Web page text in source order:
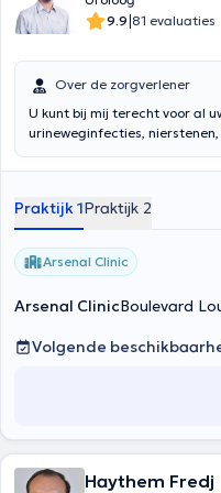
9.9|81 evaluaties
Over de zorgverlener
U kunt bij mij terecht voor al
urineweginfecties,
Laparoscopische en
Praktijk 1Praktijk 2
Arsenal Clinic
Arsenal ClinicBoulevard
Volgende
Haythem Fredj